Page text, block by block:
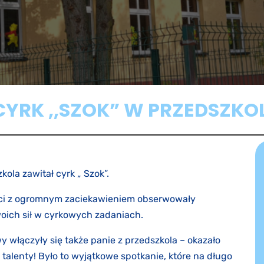
,,SZOK” W
zawitał cyrk „ Szok”.
z ogromnym zaciekawieniem obserwowały
sił w cyrkowych zadaniach.
się także panie z przedszkola – okazało
Było to wyjątkowe spotkanie, które na długo